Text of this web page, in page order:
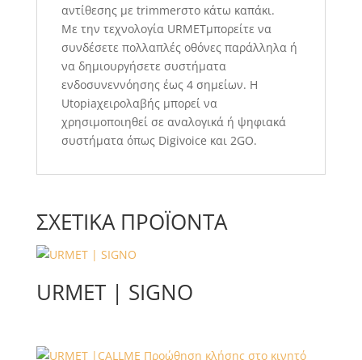
αντίθεσης με trimmerστο κάτω καπάκι.
Με την τεχνολογία URMETμπορείτε να
συνδέσετε πολλαπλές οθόνες παράλληλα ή
να δημιουργήσετε συστήματα
ενδοσυνεννόησης έως 4 σημείων. Η
Utopiaχειρολαβής μπορεί να
χρησιμοποιηθεί σε αναλογικά ή ψηφιακά
συστήματα όπως Digivoice και 2GO.
ΣΧΕΤΙΚΆ ΠΡΟΪΌΝΤΑ
URMET | SIGNO